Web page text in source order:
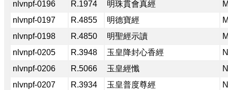
nlvnpf-0196
R.1974 明珠貫會真經
nlvnpf-0197
R.4855 明德寶經
nlvnpf-0198
R.4850 明聖經示讀
nlvnpf-0205
R.3948 玉皇降封心香經
nlvnpf-0206
R.5066 玉皇經懺
nlvnpf-0207
R.3934 玉皇普度尊經